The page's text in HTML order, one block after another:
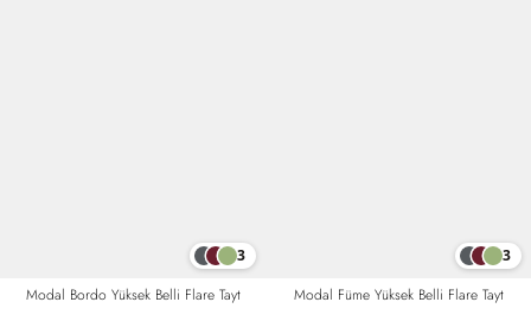
3
Modal Bordo Yüksek Belli Flare Tayt
3
Modal Füme Yüksek Belli Flare Tayt